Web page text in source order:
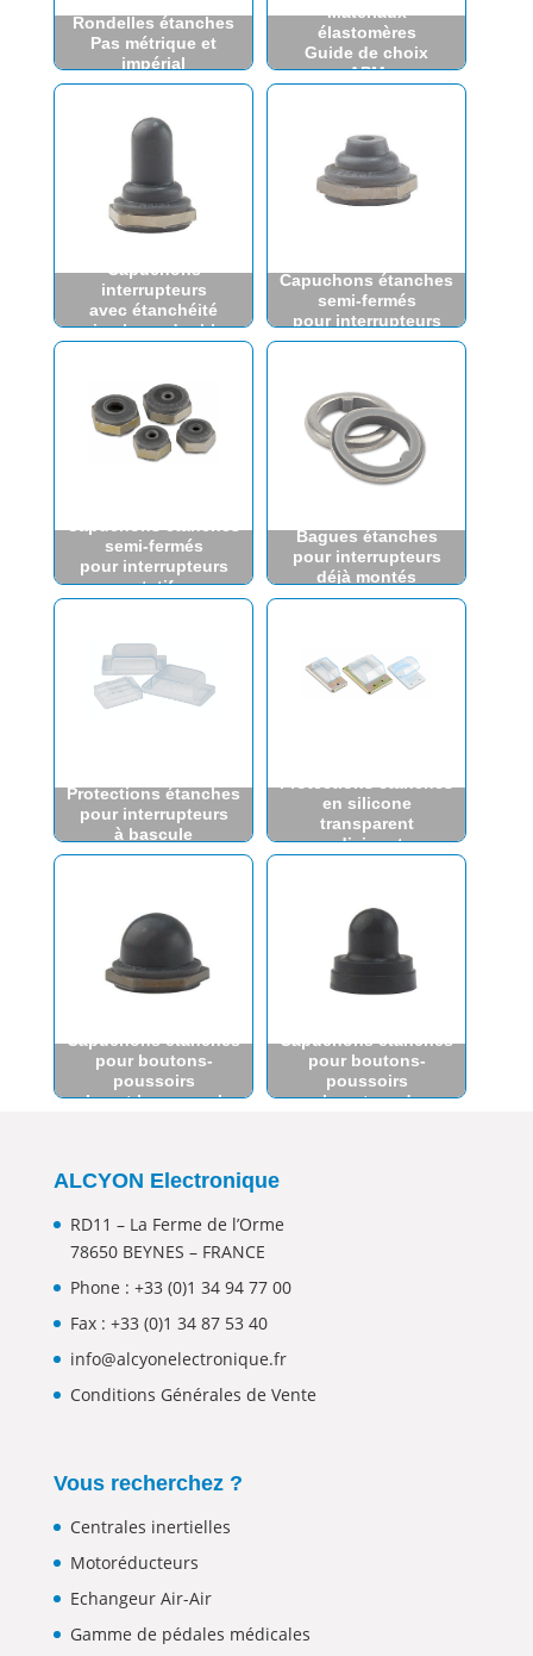
Rondelles étanches
Pas métrique et
impérial
Matériaux
élastomères
Guide de choix
APM
Capuchons
interrupteurs
avec étanchéité
simple ou double
Capuchons étanches
semi-fermés
pour interrupteurs
Capuchons étanches
semi-fermés
pour interrupteurs
rotatifs
Bagues étanches
pour interrupteurs
déjà montés
Protections étanches
pour interrupteurs
à bascule
en silicone
transparent
pour disjoncteurs
Capuchons étanches
pour boutons-
poussoirs
Insert hexagonal
Capuchons étanches
pour boutons-
poussoirs
Insert rond
ALCYON Electronique
RD11 – La Ferme de l’Orme
78650 BEYNES – FRANCE
Phone : +33 (0)1 34 94 77 00
Fax : +33 (0)1 34 87 53 40
info@alcyonelectronique.fr
Conditions Générales de Vente
Vous recherchez ?
Centrales inertielles
Motoréducteurs
Echangeur Air-Air
Gamme de pédales médicales